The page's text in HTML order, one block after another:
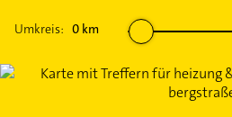
Umkreis: 0 km